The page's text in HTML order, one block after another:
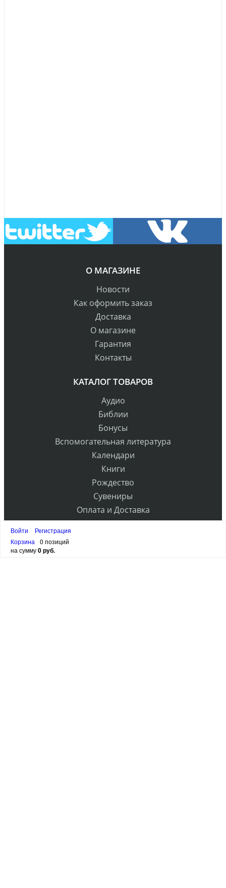
О МАГАЗИНЕ
Новости
Как оформить заказ
Доставка
О магазине
Гарантия
Контакты
КАТАЛОГ ТОВАРОВ
Аудио
Библии
Бонусы
Вспомогательная литература
Календари
Книги
Рождество
Сувениры
Оплата и Доставка
Контакты
Войти
Регистрация
Корзина
0 позиций
на сумму0 руб.